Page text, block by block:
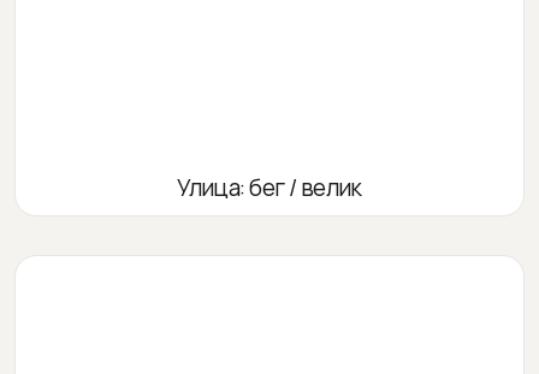
Улица: бег / велик